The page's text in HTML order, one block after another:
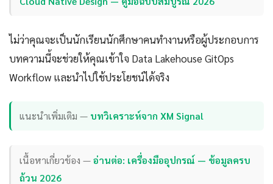
ไม่ว่าคุณจะเป็นนักเรียนนักศึกษาคนทำงานหรือผู้ประกอบการ
บทความนี้จะช่วยให้คุณเข้าใจ Data Lakehouse GitOps
Workflow และนำไปใช้ประโยชน์ได้จริง
แนะนำเพิ่มเติม — บทวิเคราะห์จาก XM Signal
เนื้อหาเกี่ยวข้อง —อ่านต่อ: เครื่องมืออุปกรณ์ — ข้อมูลครบ
ถ้วน 2026